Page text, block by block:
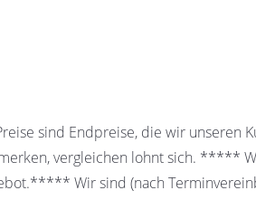
sind Endpreise, die wir
vergleichen lohnt sich. *****
Wir sind (nach